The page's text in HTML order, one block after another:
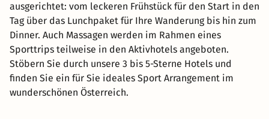
ausgerichtet: vom leckeren Frühstück für den Start in den
Tag über das Lunchpaket für Ihre Wanderung bis hin zum
Dinner. Auch Massagen werden im Rahmen eines
Sporttrips teilweise in den Aktivhotels angeboten.
Stöbern Sie durch unsere 3 bis 5-Sterne Hotels und
finden Sie ein für Sie ideales Sport Arrangement im
wunderschönen Österreich.